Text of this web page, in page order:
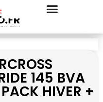
145 BVA
HIVER +